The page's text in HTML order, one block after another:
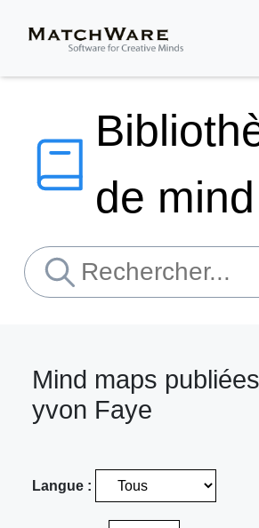
de
Mind maps
yvon Faye
Langue :